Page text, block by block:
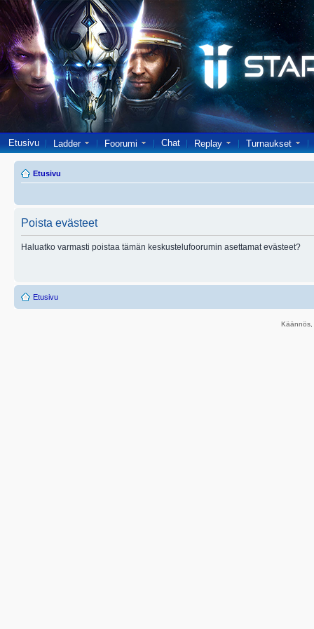
Etusivu Ladder Foorumi Chat Replay Turnaukset
Etusivu
Poista evästeet
Haluatko varmasti poistaa tämän keskustelufoorumin asettamat evästeet?
Etusivu